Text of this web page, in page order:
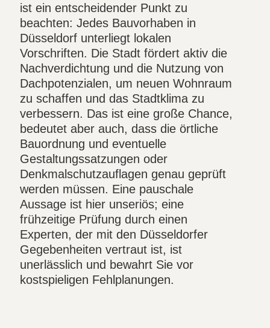
ist ein entscheidender Punkt zu
beachten: Jedes Bauvorhaben in
Düsseldorf unterliegt lokalen
Vorschriften. Die Stadt fördert aktiv die
Nachverdichtung und die Nutzung von
Dachpotenzialen, um neuen Wohnraum
zu schaffen und das Stadtklima zu
verbessern. Das ist eine große Chance,
bedeutet aber auch, dass die örtliche
Bauordnung und eventuelle
Gestaltungssatzungen oder
Denkmalschutzauflagen genau geprüft
werden müssen. Eine pauschale
Aussage ist hier unseriös; eine
frühzeitige Prüfung durch einen
Experten, der mit den Düsseldorfer
Gegebenheiten vertraut ist, ist
unerlässlich und bewahrt Sie vor
kostspieligen Fehlplanungen.